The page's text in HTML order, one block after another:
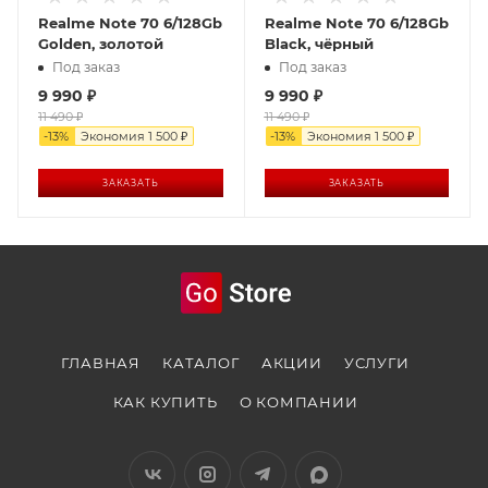
Realme Note 70 6/128Gb
Golden, золотой
Под заказ
9 990 ₽
11 490₽
-13% Экономия 1 500 ₽
ЗАКАЗАТЬ
Realme Note 70 6/128Gb
Black, чёрный
Под заказ
9 990 ₽
11 490₽
-13% Экономия 1 500₽
ЗАКАЗАТЬ
ГЛАВНАЯ КАТАЛОГ АКЦИИ УСЛУГИ
КАК КУПИТЬ О КОМПАНИИ